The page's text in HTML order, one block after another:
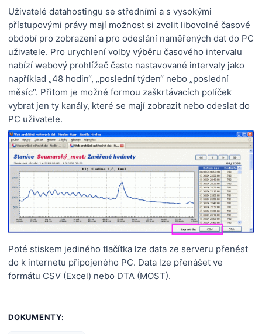
Uživatelé datahostingu se středními a s vysokými
přístupovými právy mají možnost si zvolit libovolné časové
období pro zobrazení a pro odeslání naměřených dat do PC
uživatele. Pro urychlení volby výběru časového intervalu
nabízí webový prohlížeč často nastavované intervaly jako
například „48 hodin“, „poslední týden“ nebo „poslední
měsíc“. Přitom je možné formou zaškrtávacích políček
vybrat jen ty kanály, které se mají zobrazit nebo odeslat do
PC uživatele.
Poté stiskem jediného tlačítka lze data ze serveru přenést
do k internetu připojeného PC. Data lze přenášet ve
formátu CSV (Excel) nebo DTA (MOST).
DOKUMENTY: